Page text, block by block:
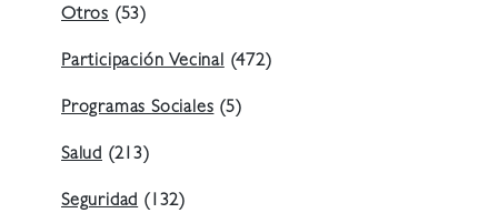
Otros (53)
Participación Vecinal(472)
Programas Sociales(5)
Salud (213)
Seguridad(132)